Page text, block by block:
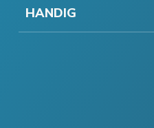
HANDIG